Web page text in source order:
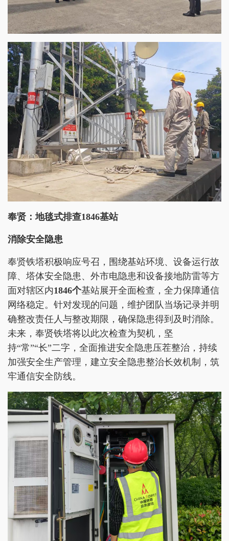
奉贤：地毯式排查1846基站
消除安全隐患
奉贤铁塔积极响应号召，围绕基站环境、设备运行故
障、塔体安全隐患、外市电隐患和设备接地防雷等方
面对辖区内1846个基站展开全面检查，全力保障通信
网络稳定。针对发现的问题，维护团队当场记录并明
确整改责任人与整改期限，确保隐患得到及时消除。
未来，奉贤铁塔将以此次检查为契机，坚
持“常”“长”二字，全面推进安全隐患压茬整治，持续
加强安全生产管理，建立安全隐患整治长效机制，筑
牢通信安全防线。